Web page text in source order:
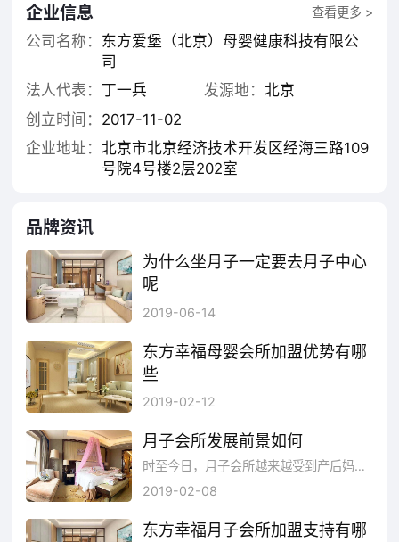
照护的母婴健康殿堂。
东方幸福国际母婴会所核心特色
一、御用级专家团队
多位拥有丰富临床经验的妇、产、儿、心理、营养
科专家及资深护理人员倾情驻守，组成强大专业的
二、领先产康美疗服务
依托14年产后康复服务积淀，引进国际先进设备
（如麦澜德），融汇体质调理理念，为妈妈提供从
孕前指导到产后修复的私人定制方案，重塑健康与
三、科学膳食调理计划
计划”，涵盖月子餐、营养餐、控糖餐等多类餐单。
由专业厨师团队匠心配制每日三餐三点，兼顾味蕾
享受与营养平衡，赋能妈妈由内而外的健康恢复。
四、全天候专属照护
企业信息 查看更多 >
公司名称： 东方爱堡（北京）母婴健康科技有限公
司
法人代表： 丁一兵 发源地： 北京
创立时间： 2017-11-02
企业地址： 北京市北京经济技术开发区经海三路109
号院4号楼2层202室
品牌资讯
为什么坐月子一定要去月子中心
呢
2019-06-14
东方幸福母婴会所加盟优势有哪
些
2019-02-12
月子会所发展前景如何
时至今日，月子会所越来越受到产后妈妈的 欢迎，而如今的的月子会所也是发展越来越好，月子会所连锁店规模越做越大，人们生活水平的提高和年净2000万的产后妈妈，庞大的市场需求，是母婴行业的强大支撑。
2019-02-08
东方幸福月子会所加盟支持有哪